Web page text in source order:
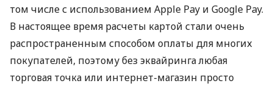
том числе с использованием Apple Pay и Google Pay.
В настоящее время расчеты картой стали очень
распространенным способом оплаты для многих
покупателей, поэтому без эквайринга любая
торговая точка или интернет-магазин просто